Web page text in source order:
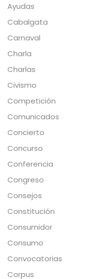
Ayudas
Cabalgata
Carnaval
Charla
Charlas
Civismo
Competición
Comunicados
Concierto
Concurso
Conferencia
Congreso
Consejos
Constitución
Consumidor
Consumo
Convocatorias
Corpus